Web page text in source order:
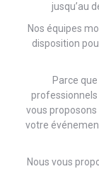
jusqu’au
Nos équipes
disposition
Parce
professionnels
vous
votre
Nous vous